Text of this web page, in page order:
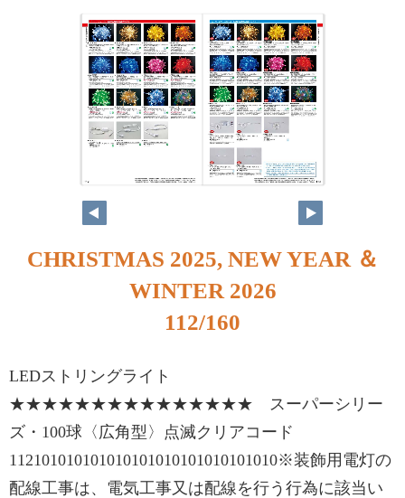
113
112
CHRISTMAS 2025, NEW YEAR ＆
WINTER 2026
112/160
LEDストリングライト
★★★★★★★★★★★★★★★ スーパーシリー
ズ・100球〈広角型〉点滅クリアコード
112101010101010101010101010101010※装飾用電灯の
配線工事は、電気工事又は配線を行う行為に該当い